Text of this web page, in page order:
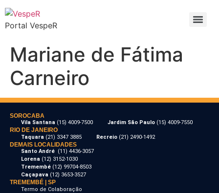
Portal VespeR
Mariane de Fátima
Carneiro
SOROCABA
Vila Santana (15) 4009-7500 Jardim São Paulo (15) 4009-7550
RIO DE JANEIRO
Taquara (21) 3347 3885 Recreio (21) 2490-1492
DEMAIS LOCALIDADES
Santo André (11) 4436-3057
Lorena (12) 3152-1030
Tremembé (12) 99704-8503
Caçapava (12) 3653-3527
TREMEMBÉ | SP
Termo de Colaboração